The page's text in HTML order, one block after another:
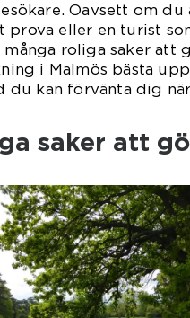
Oavsett om du
eller en turist
roliga saker att
i Malmös bästa
du kan förvänta dig
saker att